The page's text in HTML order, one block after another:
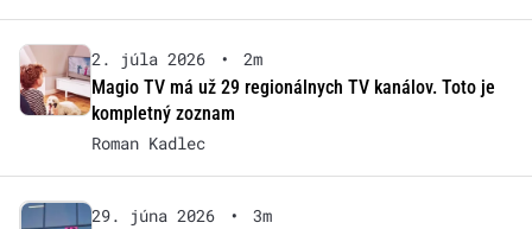
2. júla 2026 •
2m
Magio TV má už 29 regionálnych TV kanálov. Toto je
kompletný zoznam
Roman Kadlec
29. júna 2026 •
3m